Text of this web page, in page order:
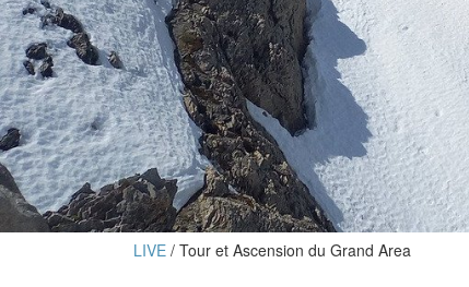
LIVE Tour et Ascension du Grand Area